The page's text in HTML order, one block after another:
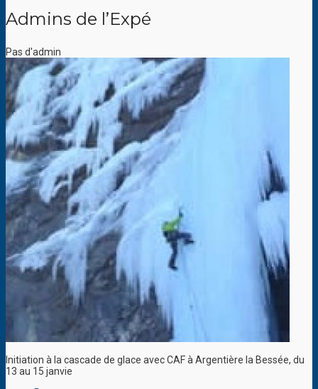
Admins de l’Expé
Pas d'admin
Initiation à la cascade de glace avec CAF à Argentière la Bessée, du
13 au 15 janvie